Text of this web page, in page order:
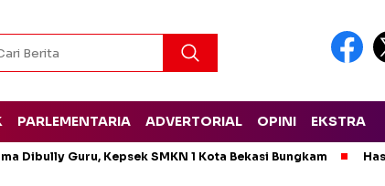
PARLEMENTARIA ADVERTORIAL OPINI EKSTRA
Dibully Guru, Kepsek SMKN 1 Kota Bekasi Bungkam